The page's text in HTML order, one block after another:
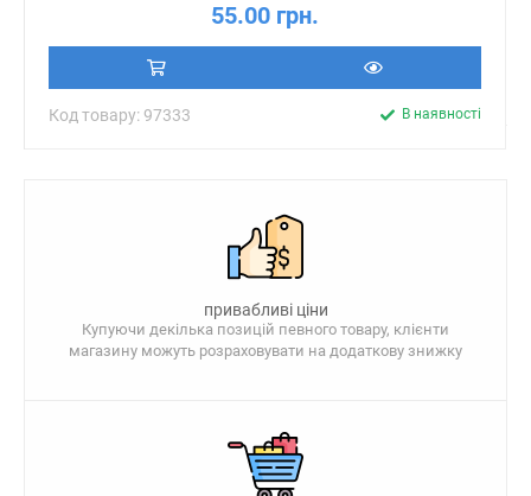
55.00 грн.
Код товару: 97333 В наявності
привабливі ціни
Купуючи декілька позицій певного товару, клієнти
магазину можуть розраховувати на додаткову знижку